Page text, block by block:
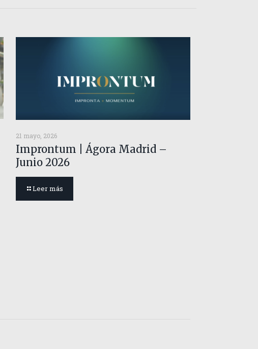
21 mayo, 2026
Improntum | Ágora Madrid –
Junio 2026
Leer más